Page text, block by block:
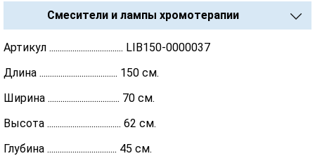
Смесители и лампы хромотерапии
Артикул ................................... LIB150-0000037
Длина ..................................... 150 см.
Ширина .................................. 70 см.
Высота ................................... 62 см.
Глубина ................................. 45 см.